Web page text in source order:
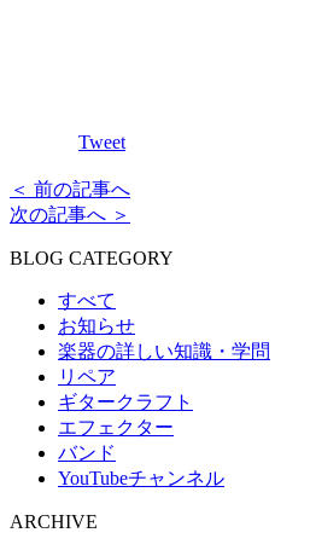
Tweet
＜ 前の記事へ
次の記事へ ＞
BLOG CATEGORY
すべて
お知らせ
楽器の詳しい知識・学問
リペア
ギタークラフト
エフェクター
バンド
YouTubeチャンネル
ARCHIVE